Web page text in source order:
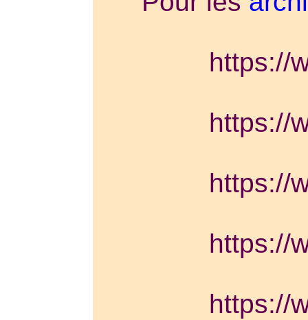
https://
https://
https://
https://
https://